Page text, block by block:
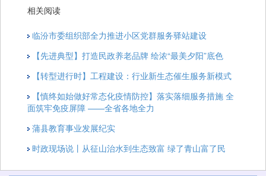
相关阅读
临汾市委组织部全力推进小区党群服务驿站建设
【先进典型】打造民政养老品牌 绘浓“最美夕阳”底色
【转型进行时】工程建设：行业新生态催生服务新模式
【慎终如始做好常态化疫情防控】落实落细服务措施 全
面筑牢免疫屏障 ——全省各地全力
蒲县教育事业发展纪实
时政现场说丨从征山治水到生态致富 绿了青山富了民